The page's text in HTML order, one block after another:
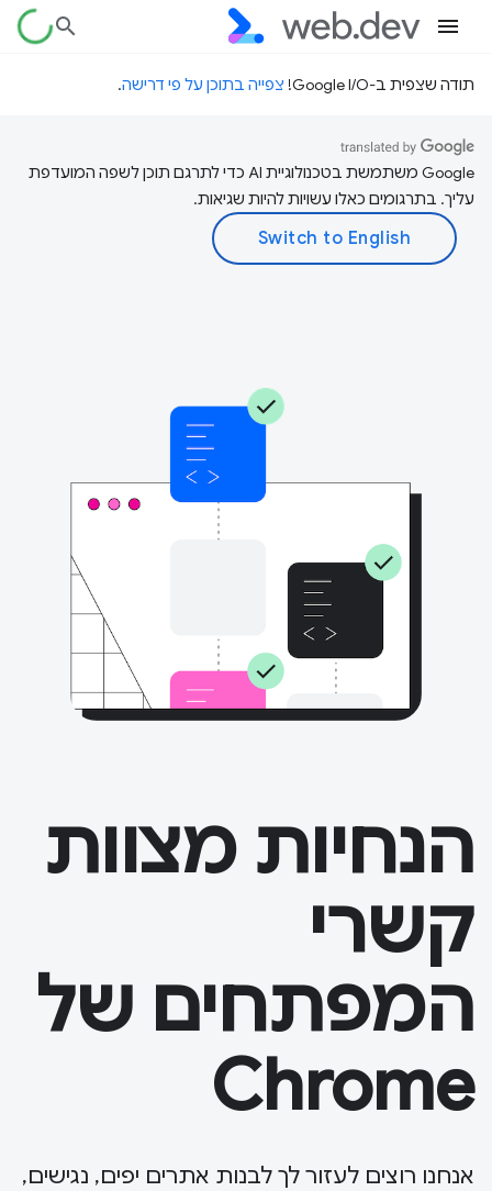
תודה שצפית ב-Google I/O! צפייה בתוכן על פי דרישה.
‫Google משתמשת בטכנולוגיית AI כדי לתרגם תוכן לשפה המועדפת
עליך. בתרגומים כאלו עשויות להיות שגיאות.
הנחיות מצוות
קשרי
המפתחים של
Chrome
אנחנו רוצים לעזור לך לבנות אתרים יפים, נגישים,